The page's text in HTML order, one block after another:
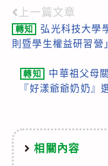
Read
more
上一篇文章
轉知
弘光科技大學
則暨學生權益研習營
轉知
中華祖父母
『好漾爺爺奶奶』
相關內容